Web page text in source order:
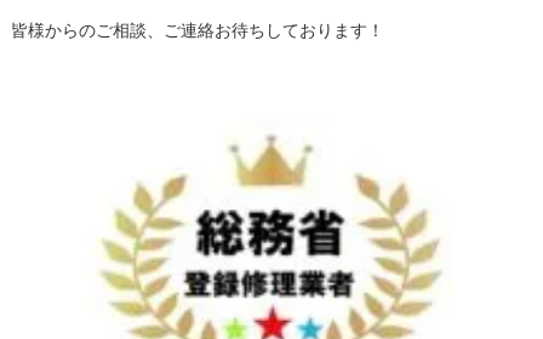
皆様からのご相談、ご連絡お待ちしております！